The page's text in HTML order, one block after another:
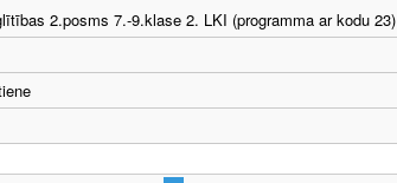
2.posms 7.-9.klase 2. LKI (programma ar kodu 23)